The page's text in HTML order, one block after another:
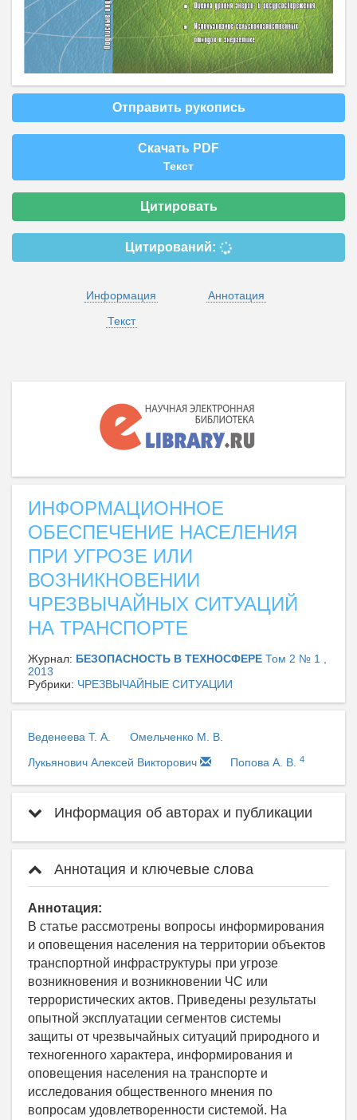
Отправить рукопись
Скачать PDF
Текст
Цитировать
Цитирований:
Информация
Аннотация
Текст
ИНФОРМАЦИОННОЕ
ОБЕСПЕЧЕНИЕ НАСЕЛЕНИЯ
ПРИ УГРОЗЕ ИЛИ
ВОЗНИКНОВЕНИИ
ЧРЕЗВЫЧАЙНЫХ СИТУАЦИЙ
НА ТРАНСПОРТЕ
Журнал: БЕЗОПАСНОСТЬ В ТЕХНОСФЕРЕ Том 2 № 1 ,
2013
Рубрики: ЧРЕЗВЫЧАЙНЫЕ СИТУАЦИИ
Веденеева Т. А.
Омельченко М. В.
Лукьянович Алексей Викторович
Попова А. В. 4
Информация об авторах и публикации
Аннотация и ключевые слова
Аннотация:
В статье рассмотрены вопросы информирования
и оповещения населения на территории объектов
транспортной инфраструктуры при угрозе
возникновения и возникновении ЧС или
террористических актов. Приведены результаты
опытной эксплуатации сегментов системы
защиты от чрезвычайных ситуаций природного и
техногенного характера, информирования и
оповещения населения на транспорте и
исследования общественного мнения по
вопросам удовлетворенности системой. На